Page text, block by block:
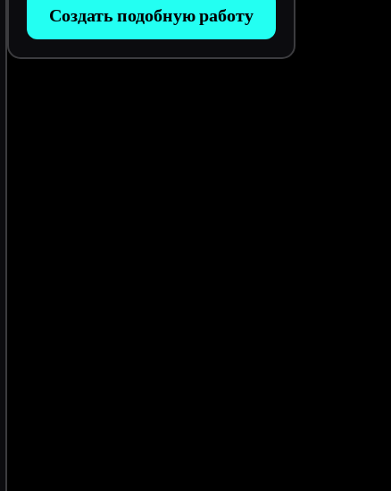
Создать подобную работу